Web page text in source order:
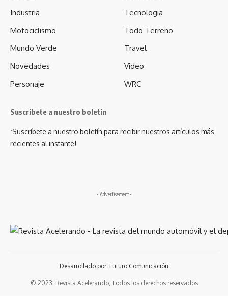
Industria
Motociclismo
Mundo Verde
Novedades
Personaje
Tecnologia
Todo Terreno
Travel
Video
WRC
Suscríbete a nuestro boletín
¡Suscríbete a nuestro boletín para recibir nuestros artículos más
recientes al instante!
- Advertisement -
© 2023. Revista Acelerando, Todos los derechos reservados
Desarrollado por: Futuro Comunicación